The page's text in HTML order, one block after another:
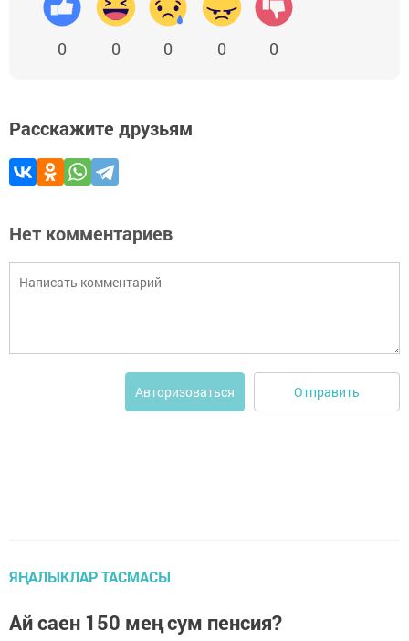
0 0 0 0 0
Расскажите друзьям
Нет комментариев
Авторизоваться Отправить
ЯҢАЛЫКЛАР ТАСМАСЫ
Ай саен 150 мең сум пенсия?